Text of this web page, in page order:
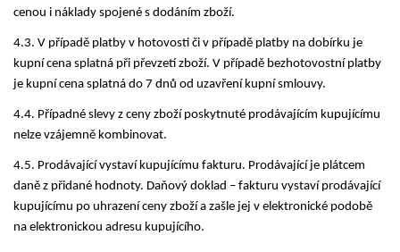
cenou i náklady spojené s dodáním zboží.
4.3. V případě platby v hotovosti či v případě platby na dobírku je
kupní cena splatná při převzetí zboží. V případě bezhotovostní platby
je kupní cena splatná do 7 dnů od uzavření kupní smlouvy.
4.4. Případné slevy z ceny zboží poskytnuté prodávajícím kupujícímu
nelze vzájemně kombinovat.
4.5. Prodávající vystaví kupujícímu fakturu. Prodávající je plátcem
daně z přidané hodnoty. Daňový doklad – fakturu vystaví prodávající
kupujícímu po uhrazení ceny zboží a zašle jej v elektronické podobě
na elektronickou adresu kupujícího.